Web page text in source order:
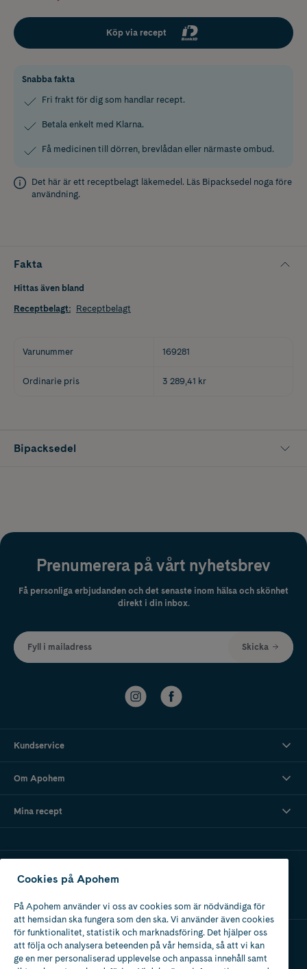
Köp via recept
Snabba fakta
Fri frakt för dig som handlar recept.
Betala enkelt med Klarna.
Få medicinen till dörren, brevlådan eller närmaste ombud.
Det här är ett receptbelagt läkemedel. Läs Bipacksedel noga före
användning.
Fakta
Hittas även bland
Receptbelagt: Receptbelagt
Varunummer 169281
Ordinarie pris 3 289,41 kr
Bipacksedel
Prenumerera på vårt nyhetsbrev
Få personliga erbjudanden och det senaste inom hälsa och skönhet
direkt i din inbox.
Fyll i mailadress Skicka
Kundservice
Om Apohem
Mina recept
Apotek med tillstånd
av Läkemedelsverket
Cookies på Apohem
På Apohem använder vi oss av cookies som är nödvändiga för
att hemsidan ska fungera som den ska. Vi använder även cookies
för funktionalitet, statistik och marknadsföring. Det hjälper oss
att följa och analysera beteenden på vår hemsida, så att vi kan
ge en mer personaliserad upplevelse och anpassa innehåll samt